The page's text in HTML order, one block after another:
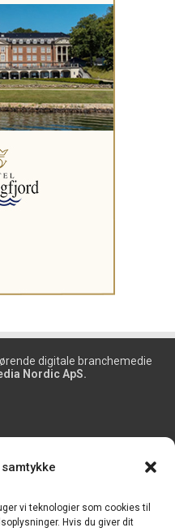
vi teknologier som cookies til
Hvis du giver dit
digitale branchemedie
Nordic ApS.